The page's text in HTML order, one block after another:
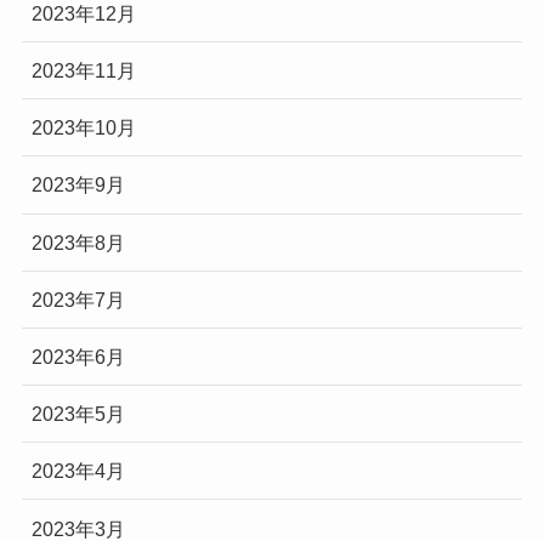
2023年12月
2023年11月
2023年10月
2023年9月
2023年8月
2023年7月
2023年6月
2023年5月
2023年4月
2023年3月